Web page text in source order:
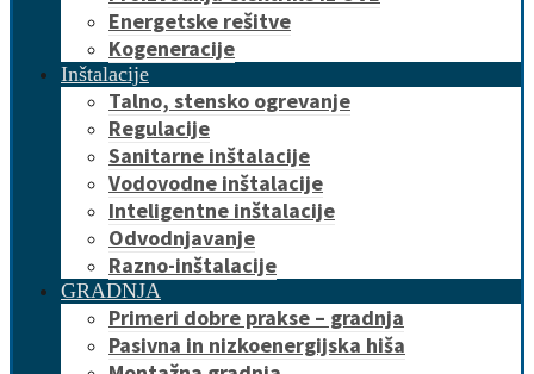
Energetske rešitve
Kogeneracije
Inštalacije
Talno, stensko ogrevanje
Regulacije
Sanitarne inštalacije
Vodovodne inštalacije
Inteligentne inštalacije
Odvodnjavanje
Razno-inštalacije
GRADNJA
Primeri dobre prakse – gradnja
Pasivna in nizkoenergijska hiša